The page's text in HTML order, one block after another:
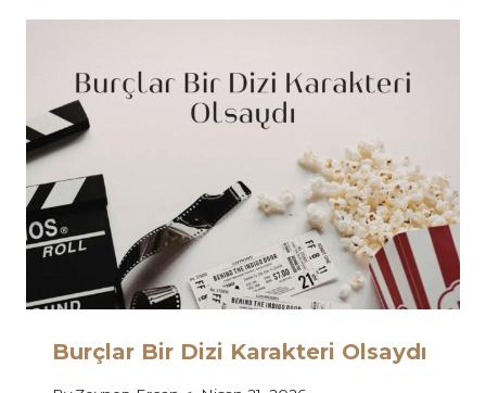
Burçlar Bir Dizi Karakteri Olsaydı